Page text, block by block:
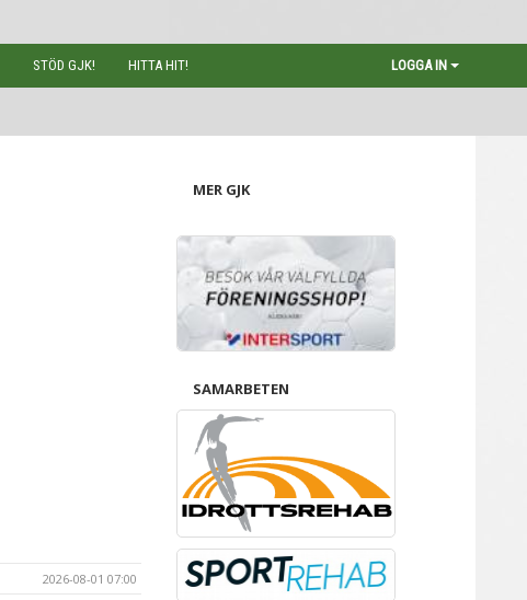
STÖD GJK! HITTA HIT! LOGGA IN
2026-08-01 07:00
MER GJK
SAMARBETEN